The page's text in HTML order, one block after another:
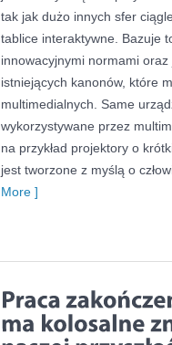
tak jak dużo innych sfer
tablice interaktywne. Bazuje
innowacyjnymi normami
istniejących kanonów, które
multimedialnych. Same
wykorzystywane przez
na przykład projektory o
jest tworzone z myślą o
More ]